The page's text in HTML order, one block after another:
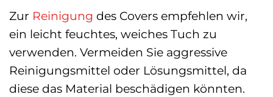
Zur Reinigung des Covers empfehlen wir,
ein leicht feuchtes, weiches Tuch zu
verwenden. Vermeiden Sie aggressive
Reinigungsmittel oder Lösungsmittel, da
diese das Material beschädigen könnten.